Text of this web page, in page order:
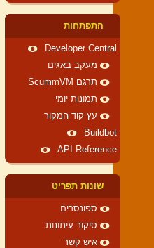
התפתחות
Developer Central
מעקב באגים
תרגם ScummVM
תמונות יומי
עץ קוד המקור
Buildbot
API Reference
שונות תפריט
ספונסרים
סיקור עיתונות
איש קשר